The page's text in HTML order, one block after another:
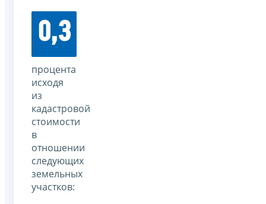
0,3
процента
исходя
из
кадастровой
стоимости
в
отношении
следующих
земельных
участков: